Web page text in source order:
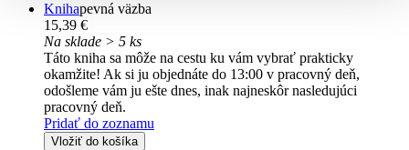
Knihapevná väzba
15,39 €
Na sklade > 5 ks
Táto kniha sa môže na cestu ku vám vybrať prakticky
okamžite! Ak si ju objednáte do 13:00 v pracovný deň,
odošleme vám ju ešte dnes, inak najneskôr nasledujúci
pracovný deň.
Pridať do zoznamu
Vložiť do košíka